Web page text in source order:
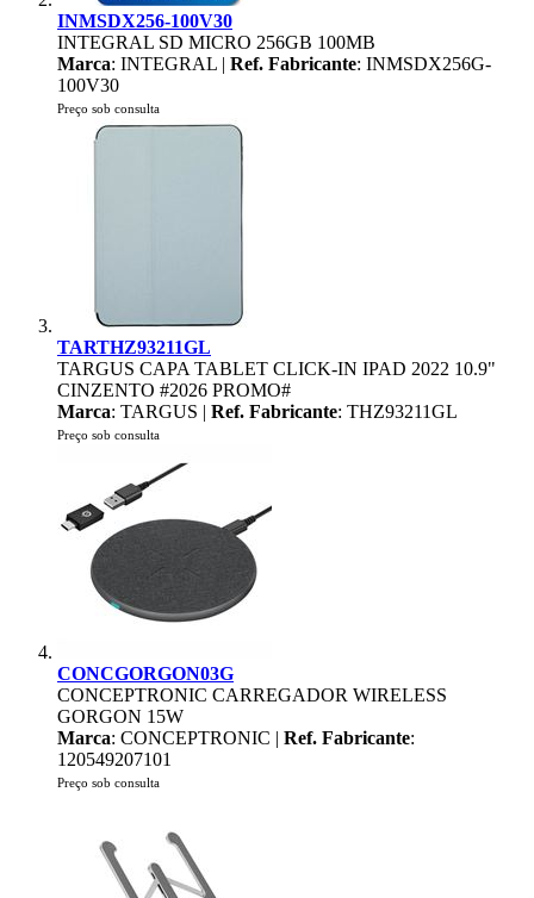
INMSDX256-100V30
INTEGRAL SD MICRO 256GB 100MB
Marca: INTEGRAL | Ref. Fabricante: INMSDX256G-
100V30
Preço sob consulta
TARTHZ93211GL
TARGUS CAPA TABLET CLICK-IN IPAD 2022 10.9"
CINZENTO #2026 PROMO#
Marca: TARGUS | Ref. Fabricante: THZ93211GL
Preço sob consulta
CONCGORGON03G
CONCEPTRONIC CARREGADOR WIRELESS
GORGON 15W
Marca: CONCEPTRONIC | Ref. Fabricante:
120549207101
Preço sob consulta